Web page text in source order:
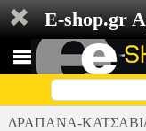
E-shop.gr
ΔΡΑΠΑΝΑ-